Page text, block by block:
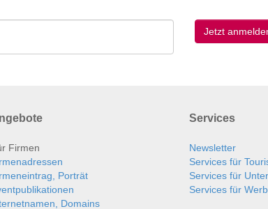
Firmen
Porträt
Domains
Services
Newsletter
Services für
Services für
Services für